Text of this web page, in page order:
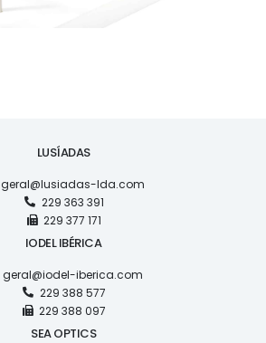
LUSÍADAS
geral@lusiadas-lda.com
229 363 391
229 377 171
IODEL IBÉRICA
geral@iodel-iberica.com
229 388 577
229 388 097
SEA OPTICS